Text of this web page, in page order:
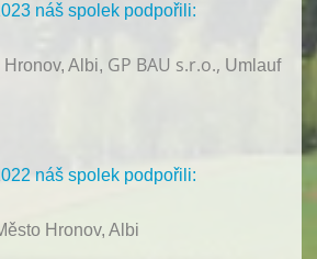
náš spolek podpořili:
Albi, GP BAU s.r.o., Umlauf
náš spolek podpořili:
Hronov, Albi